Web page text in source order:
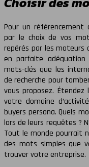
Pour un
par le choix de vos
repérés par les moteurs
en parfaite
mots-clés que les
de recherche pour
vous proposez.
votre domaine
buyers persona. Quels
lors de leurs requêtes ?
Tout le monde pourrait
des mots simples que
trouver votre entreprise.